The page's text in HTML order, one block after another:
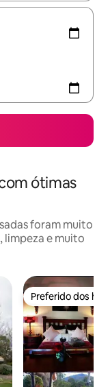
ótimas
foram muito
limpeza e muito
Preferido dos
Preferido dos